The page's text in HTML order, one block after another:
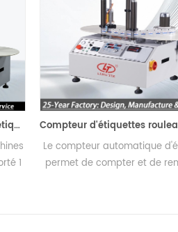
Compteur d'étiquettes rouleau à rouleau
Le compteur automatique d'étiquettes
permet de compter et de rembobiner